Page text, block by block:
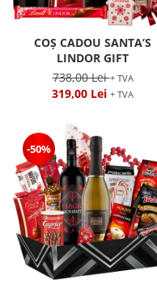
COȘ CADOU SANTA’S
LINDOR GIFT
738,00 Lei+ TVA
319,00 Lei + TVA
-50%